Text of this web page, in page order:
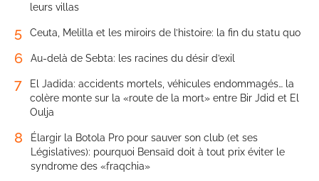
leurs villas
5 Ceuta, Melilla et les miroirs de l’histoire: la fin du statu quo
6 Au-delà de Sebta: les racines du désir d’exil
7
El Jadida: accidents mortels, véhicules endommagés… la
colère monte sur la «route de la mort» entre Bir Jdid et El
Oulja
8
Élargir la Botola Pro pour sauver son club (et ses
Législatives): pourquoi Bensaïd doit à tout prix éviter le
syndrome des «fraqchia»